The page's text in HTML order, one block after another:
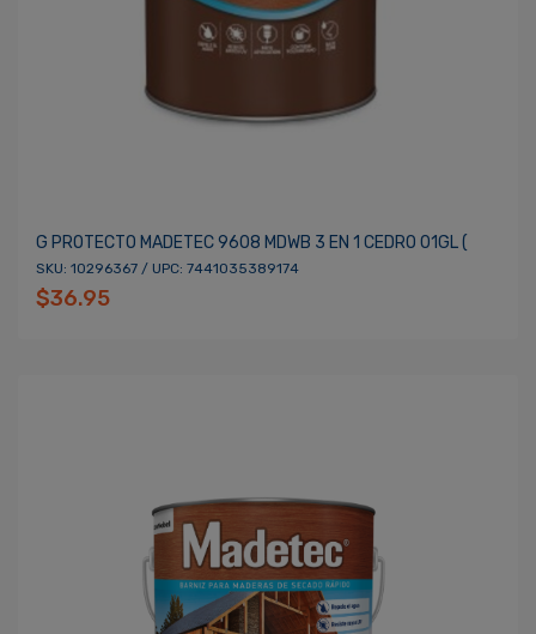
G PROTECTO MADETEC 9608 MDWB 3 EN 1 CEDRO 01GL (
SKU: 10296367 / UPC: 7441035389174
$36.95